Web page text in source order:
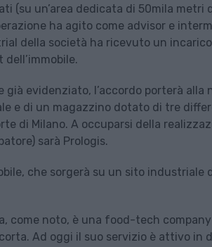
(su un’area dedicata di 50mila metri
ha agito come advisor e
della società ha ricevuto un
dell’immobile.
già evidenziato, l’accordo porterà
e di un magazzino dotato di tre
di Milano. A occuparsi della
sarà Prologis.
che sorgerà su un sito
come noto, è una food-tech
Ad oggi il suo servizio è attivo in